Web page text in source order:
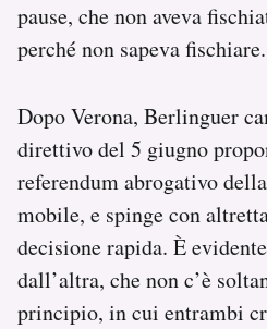
pause, che non aveva
perché non sapeva fischiare.
Dopo Verona, Berlinguer
direttivo del 5 giugno
referendum abrogativo
mobile, e spinge con
decisione rapida. È
dall’altra, che non c’è
principio, in cui entrambi